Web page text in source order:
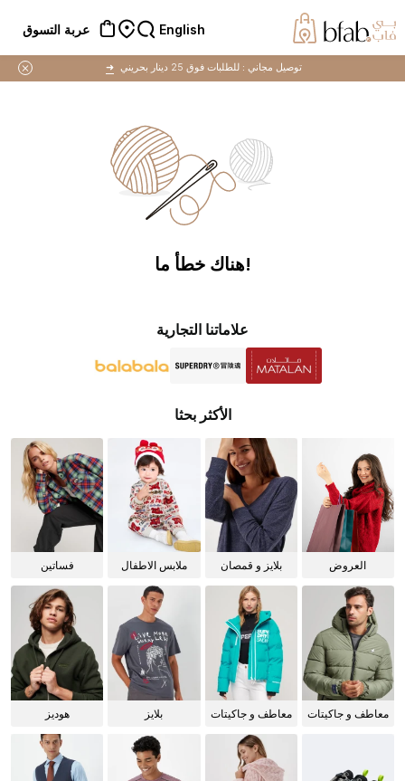
English عربة التسوق
توصيل مجاني :للطلبات فوق 25 دينار بحريني ➜
!هناك خطأ ما
علاماتنا التجارية
الأكثر بحثا
العروض
بلايز و قمصان
ملابس الاطفال فساتين
معاطف و جاكيتات
معاطف و جاكيتات
بلايز هوديز